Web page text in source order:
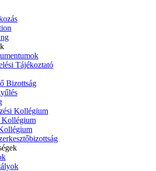
Tájékoztató
Bizottság
Kollégium
Kollégium